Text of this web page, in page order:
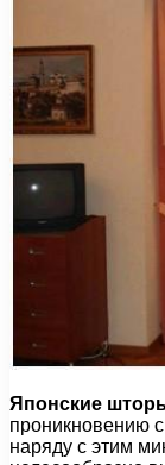
Японские
проникновению
наряду с этим